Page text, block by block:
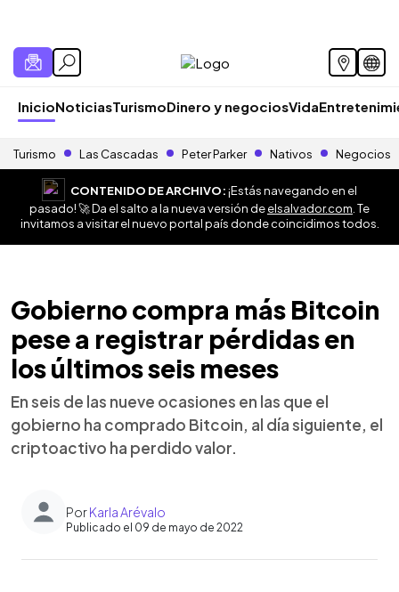
InicioNoticiasTurismoDinero y negociosVida
Turismo Las Cascadas Peter Parker Nativos Negocios
CONTENIDO DE ARCHIVO:¡Estás navegando en el
pasado! 🚀 Da el salto a la nueva versión deelsalvador.com . Te
invitamos a visitar el nuevo portal país donde coincidimos todos.
Gobierno compra más Bitcoin
pese a registrar pérdidas en
los últimos seis meses
En seis de las nueve ocasiones en las que el
gobierno ha comprado Bitcoin, al día siguiente, el
criptoactivo ha perdido valor.
PorKarla Arévalo
Publicado el 09 de mayo de 2022